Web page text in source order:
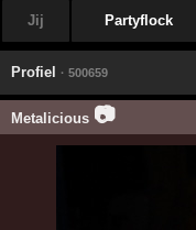
Jij Partyflock
Profiel · 500659
Metalicious 📷